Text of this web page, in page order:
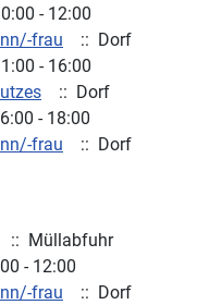
- 12:00
frau
:: Dorf
- 16:00
:: Dorf
- 18:00
frau
:: Dorf
:: Müllabfuhr
- 12:00
frau
:: Dorf